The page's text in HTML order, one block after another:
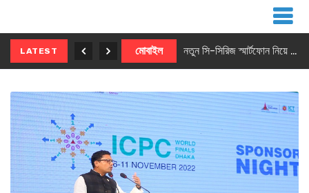
LATEST মোবাইল নতুন সি-সিরিজ স্মার্টফোন নিয়ে আসছে রিয়েলমি